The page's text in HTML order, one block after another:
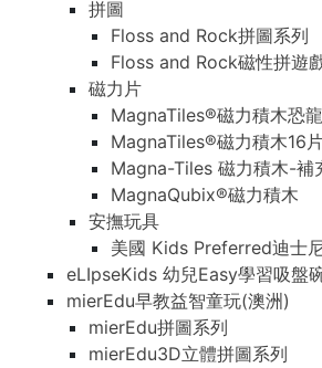
拼圖
Floss and Rock拼圖系列
Floss and Rock磁性拼遊
磁力片
MagnaTiles®磁力積木恐
MagnaTiles®磁力積木16
Magna-Tiles 磁力積木-補
MagnaQubix®磁力積木
安撫玩具
美國 Kids Preferred迪士
eLIpseKids 幼兒Easy學習吸盤
mierEdu早教益智童玩(澳洲)
mierEdu拼圖系列
mierEdu3D立體拼圖系列